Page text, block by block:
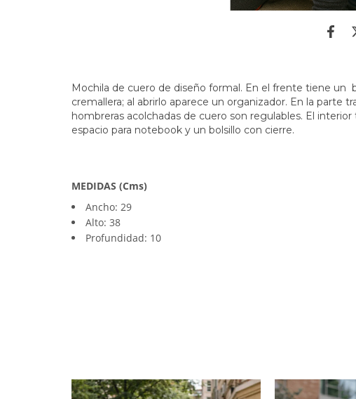
Mochila de cuero de diseño formal. En el frente tiene un
cremallera; al abrirlo aparece un organizador. En la parte
hombreras acolchadas de cuero son regulables. El
espacio para notebook y un bolsillo con cierre.
MEDIDAS (Cms)
Ancho: 29
Alto: 38
Profundidad: 10